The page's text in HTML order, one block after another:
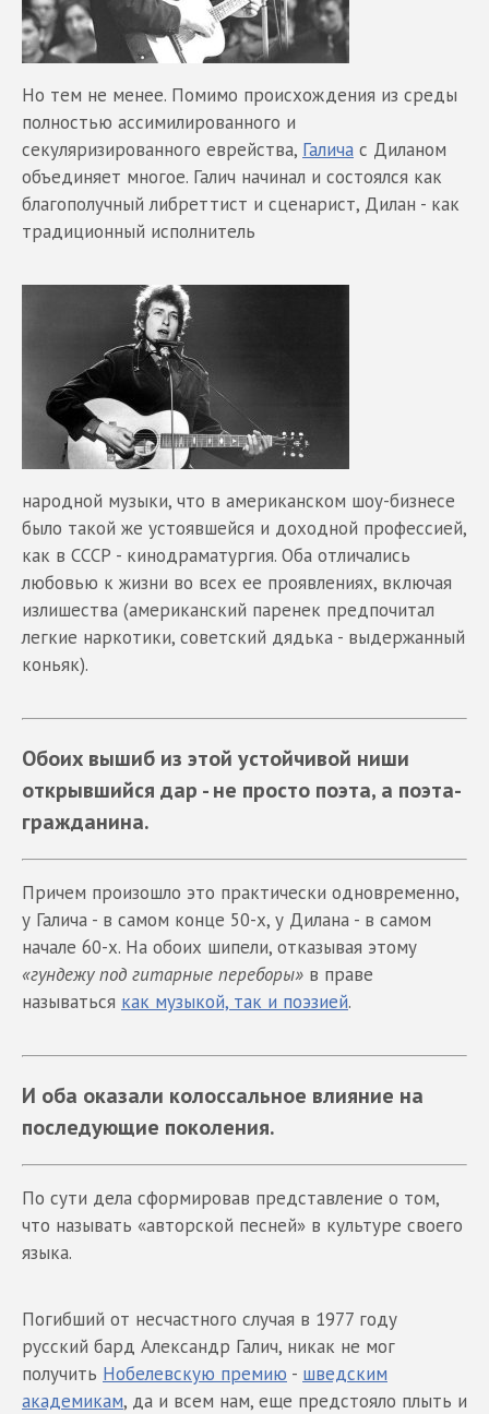
Но тем не менее. Помимо происхождения из среды
полностью ассимилированного и
секуляризированного еврейства, Галича с Диланом
объединяет многое. Галич начинал и состоялся как
благополучный либреттист и сценарист, Дилан - как
традиционный исполнитель
народной музыки, что в американском шоу-бизнесе
было такой же устоявшейся и доходной профессией,
как в СССР - кинодраматургия. Оба отличались
любовью к жизни во всех ее проявлениях, включая
излишества (американский паренек предпочитал
легкие наркотики, советский дядька - выдержанный
коньяк).
Обоих вышиб из этой устойчивой ниши
открывшийся дар - не просто поэта, а поэта-
гражданина.
Причем произошло это практически одновременно,
у Галича - в самом конце 50-х, у Дилана - в самом
начале 60-х. На обоих шипели, отказывая этому
«гундежу под гитарные переборы» в праве
называться как музыкой, так и поэзией.
И оба оказали колоссальное влияние на
последующие поколения.
По сути дела сформировав представление о том,
что называть «авторской песней» в культуре своего
языка.
Погибший от несчастного случая в 1977 году
русский бард Александр Галич, никак не мог
получить Нобелевскую премию - шведским
академикам, да и всем нам, еще предстояло плыть и